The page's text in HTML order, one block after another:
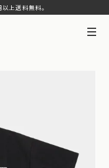
上送料無料。